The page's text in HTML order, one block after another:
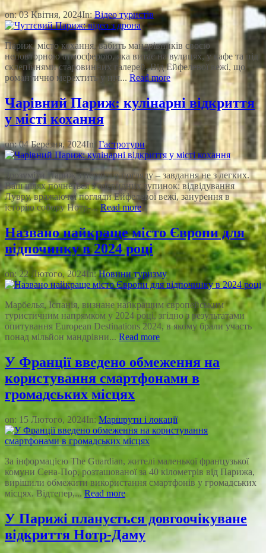
on:03 Квітня, 2024In:Відео туристів
Париж, місто кохання, вабить мандрівників своєю
неповторною атмосферою, яка витає на вулицях, у кафе та під
склепіннями старовинних галерей. Від Ейфелевої вежі, що
романтично мерехтить у ніч... Read more
Чарівний Париж: кулінарні відкриття
у місті кохання
on:04 Березня, 2024In: Гастротури
Зрозуміти Париж з першого погляду – завдання не з легких.
Ваш шлях почнеться з очевидних зупинок: відвідування
Лувру, вражаючої погляди Ейфелевої вежі, занурення в
історію собору Нотр-...Read more
Названо найкраще місто Європи для
відпочинку в 2024 році
on: 22 Лютого, 2024In:Новини туризму
Марбелья, Іспанія, визнане найкращим європейським
туристичним напрямком у 2024 році, згідно з результатами
опитування European Destinations 2024, в якому брали участь
понад мільйон мандрівни... Read more
У Франції введено обмеження на
користування смартфонами в
громадських місцях
on: 15 Лютого, 2024In: Маршрути і локації
За інформацією The Guardian, жителі маленької французької
комуни Сена-Пор, розташованої за 40 кілометрів від Парижа,
вирішили обмежити використання смартфонів у громадських
місцях. Відтепер,... Read more
У Парижі планується довгоочікуване
відкриття Нотр-Даму